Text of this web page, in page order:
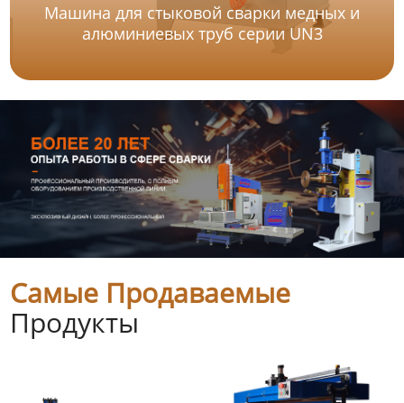
Машина для стыковой сварки медных и
алюминиевых труб серии UN3
Самые Продаваемые
Продукты